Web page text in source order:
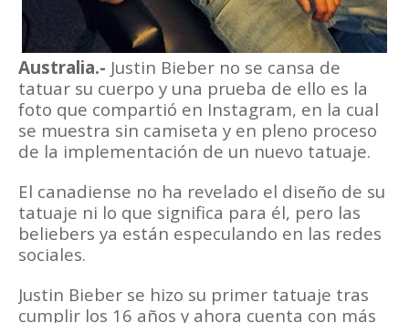
Australia.- Justin Bieber no se cansa de
tatuar su cuerpo y una prueba de ello es la
foto que compartió en Instagram, en la cual
se muestra sin camiseta y en pleno proceso
de la implementación de un nuevo tatuaje.
El canadiense no ha revelado el diseño de su
tatuaje ni lo que significa para él, pero las
beliebers ya están especulando en las redes
sociales.
Justin Bieber se hizo su primer tatuaje tras
cumplir los 16 años y ahora cuenta con más